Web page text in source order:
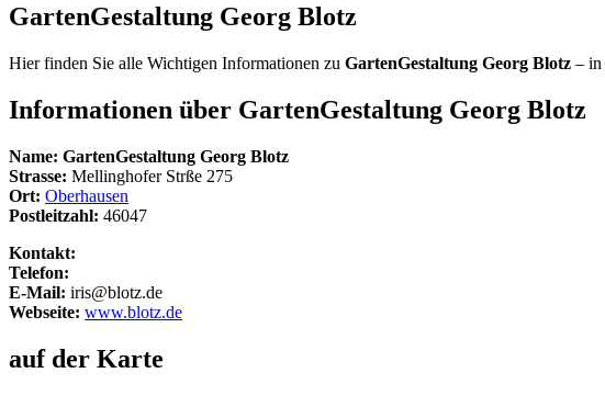
GartenGestaltung Georg Blotz
Hier finden Sie alle Wichtigen Informationen zu GartenGestaltung Georg Blotz – in
Informationen über GartenGestaltung Georg Blotz
Name: GartenGestaltung Georg Blotz
Strasse: Mellinghofer Strße 275
Ort: Oberhausen
Postleitzahl: 46047
Kontakt:
Telefon:
E-Mail: iris@blotz.de
Webseite: www.blotz.de
auf der Karte